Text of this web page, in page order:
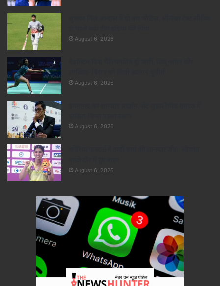
August 6, 2026
August 6, 2026
August 6, 2026
August 6, 2026